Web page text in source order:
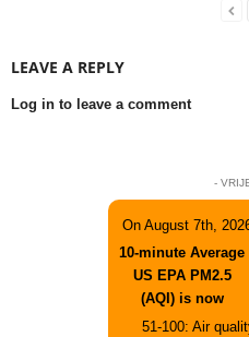
LEAVE A REPLY
Log in to leave a comment
-
On August 7th,
10-minute Average
US EPA PM2.5
(AQI) is now
51-100: Air